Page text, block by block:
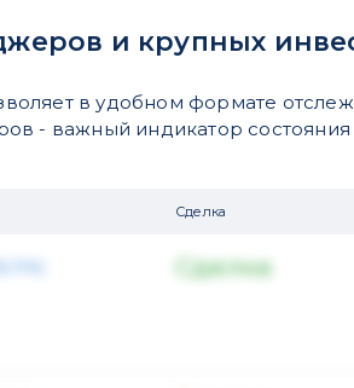
и крупных
в удобном формате
- важный индикатор
Сделка
Inc. Сделка